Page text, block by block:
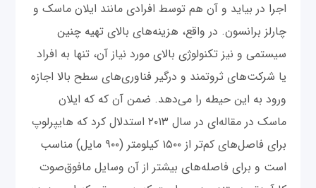
اجرا در بیاید و آن هم توسط افرادی مانند ایلان ماسک و
چارلز برانسون. در واقع، هزینه‌های بالای تهیه چنین
سیستمی و نیز تکنولوژی بالای مورد نیاز آن، تنها به افراد
یا شرکت‌های ثروتمند و درگیر فناوری‌های سطح بالا اجازه
ورود به این حیطه را می‌دهد. ضمن آن که که ایلان
ماسک در مقاله‌ای در سال ۲۰۱۳ استدلال کرد که هایپرلوپ
برای فاصل‌های کم‌تر از ۱۵۰۰ کیلومتر (۹۰۰ مایل) مناسب
است و برای فاصله‌های بیشتر از آن وسایل مافوق‌صوت